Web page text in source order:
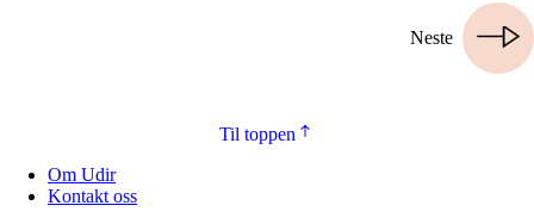
Neste
Til toppen
Om Udir
Kontakt oss